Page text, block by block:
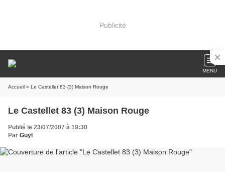
Publicité
MENU
Accueil » Le Castellet 83 (3) Maison Rouge
Le Castellet 83 (3) Maison Rouge
Publié le 23/07/2007 à 19:30
Par Guyl